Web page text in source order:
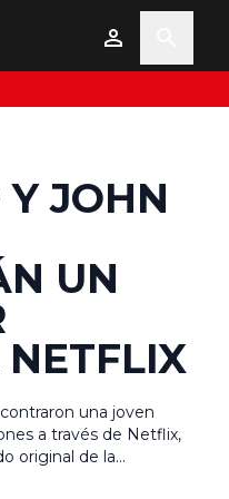
JOHN
UN
una joven
a través de Netflix,
original de la